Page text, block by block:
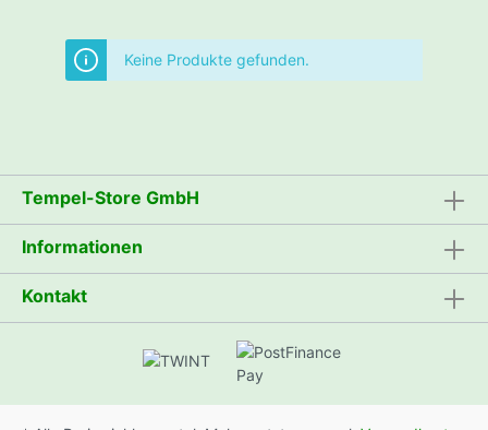
Keine Produkte gefunden.
Tempel-Store GmbH
Informationen
Kontakt